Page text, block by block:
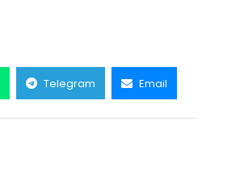
Telegram Email